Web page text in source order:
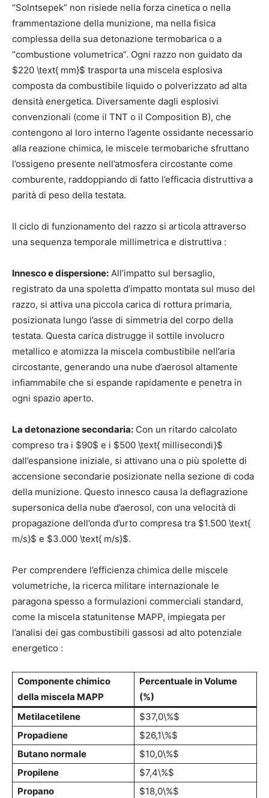
“Solntsepek” non risiede nella forza cinetica o nella
frammentazione della munizione, ma nella fisica
complessa della sua detonazione termobarica o a
“combustione volumetrica”. Ogni razzo non guidato da
$220 \text{ mm}$ trasporta una miscela esplosiva
composta da combustibile liquido o polverizzato ad alta
densità energetica. Diversamente dagli esplosivi
convenzionali (come il TNT o il Composition B), che
contengono al loro interno l’agente ossidante necessario
alla reazione chimica, le miscele termobariche sfruttano
l’ossigeno presente nell’atmosfera circostante come
comburente, raddoppiando di fatto l’efficacia distruttiva a
parità di peso della testata.
Il ciclo di funzionamento del razzo si articola attraverso
una sequenza temporale millimetrica e distruttiva :
Innesco e dispersione: All’impatto sul bersaglio,
registrato da una spoletta d’impatto montata sul muso del
razzo, si attiva una piccola carica di rottura primaria,
posizionata lungo l’asse di simmetria del corpo della
testata. Questa carica distrugge il sottile involucro
metallico e atomizza la miscela combustibile nell’aria
circostante, generando una nube d’aerosol altamente
infiammabile che si espande rapidamente e penetra in
ogni spazio aperto.
La detonazione secondaria: Con un ritardo calcolato
compreso tra i $90$ e i $500 \text{ millisecondi}$
dall’espansione iniziale, si attivano una o più spolette di
accensione secondarie posizionate nella sezione di coda
della munizione. Questo innesco causa la deflagrazione
supersonica della nube d’aerosol, con una velocità di
propagazione dell’onda d’urto compresa tra $1.500 \text{
m/s}$ e $3.000 \text{ m/s}$.
Per comprendere l’efficienza chimica delle miscele
volumetriche, la ricerca militare internazionale le
paragona spesso a formulazioni commerciali standard,
come la miscela statunitense MAPP, impiegata per
l’analisi dei gas combustibili gassosi ad alto potenziale
energetico :
Componente chimico
della miscela MAPP
Percentuale in Volume
(%)
Metilacetilene
$37,0\%$
Propadiene
$26,1\%$
Butano normale
$10,0\%$
Propilene
$7,4\%$
Propano
$18,0\%$